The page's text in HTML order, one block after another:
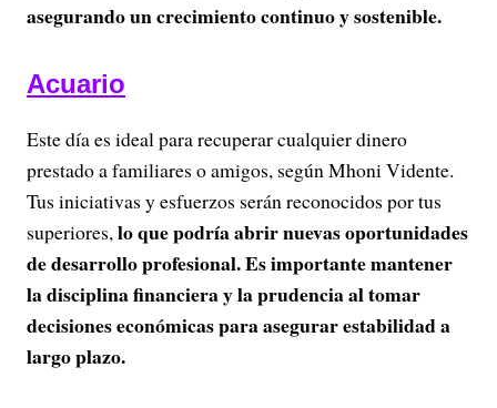
asegurando un crecimiento continuo y sostenible.
Acuario
Este día es ideal para recuperar cualquier dinero
prestado a familiares o amigos, según Mhoni Vidente.
Tus iniciativas y esfuerzos serán reconocidos por tus
superiores,lo que podría abrir nuevas oportunidades
de desarrollo profesional. Es importante mantener
la disciplina financiera y la prudencia al tomar
decisiones económicas para asegurar estabilidad a
largo plazo.